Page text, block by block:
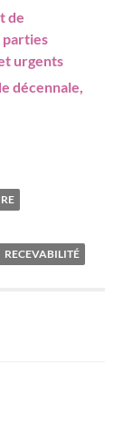
de
parties
urgents
décennale,
RECEVABILITÉ